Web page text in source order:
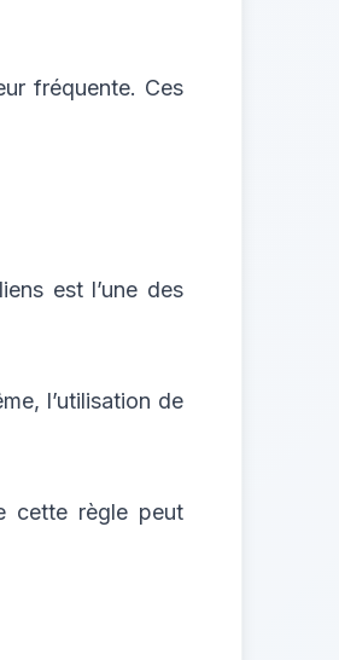
fréquente. Ces
est l’une des
l’utilisation de
cette règle peut